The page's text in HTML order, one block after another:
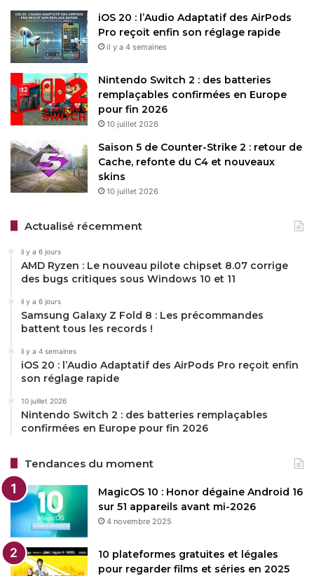
iOS 20 : l’Audio Adaptatif des AirPods
Pro reçoit enfin son réglage rapide
il y a 4 semaines
Nintendo Switch 2 : des batteries
remplaçables confirmées en Europe
pour fin 2026
10 juillet 2026
Saison 5 de Counter-Strike 2 : retour de
Cache, refonte du C4 et nouveaux
skins
10 juillet 2026
Actualisé récemment
il y a 6 jours
AMD Ryzen : Le nouveau pilote chipset 8.07 corrige
des bugs critiques sous Windows 10 et 11
il y a 6 jours
Samsung Galaxy Z Fold 8 : Les précommandes
battent tous les records !
il y a 4 semaines
iOS 20 : l’Audio Adaptatif des AirPods Pro reçoit enfin
son réglage rapide
10 juillet 2026
Nintendo Switch 2 : des batteries remplaçables
confirmées en Europe pour fin 2026
Tendances du moment
MagicOS 10 : Honor dégaine Android 16
sur 51 appareils avant mi-2026
4 novembre 2025
10 plateformes gratuites et légales
pour regarder films et séries en 2025